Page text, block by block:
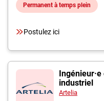
Permanent à temps plein
Postulez ici
industriel
Artelia